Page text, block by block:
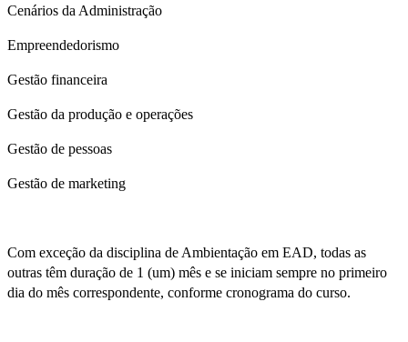
Cenários da Administração
Empreendedorismo
Gestão financeira
Gestão da produção e operações
Gestão de pessoas
Gestão de marketing
Com exceção da disciplina de Ambientação em EAD, todas as
outras têm duração de 1 (um) mês e se iniciam sempre no primeiro
dia do mês correspondente, conforme cronograma do curso.